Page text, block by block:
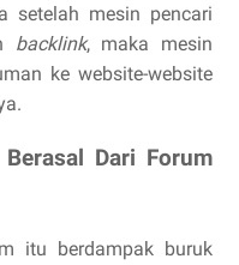
setelah mesin pencari
backlink, maka mesin
ke website-website
Dari Forum
itu berdampak buruk